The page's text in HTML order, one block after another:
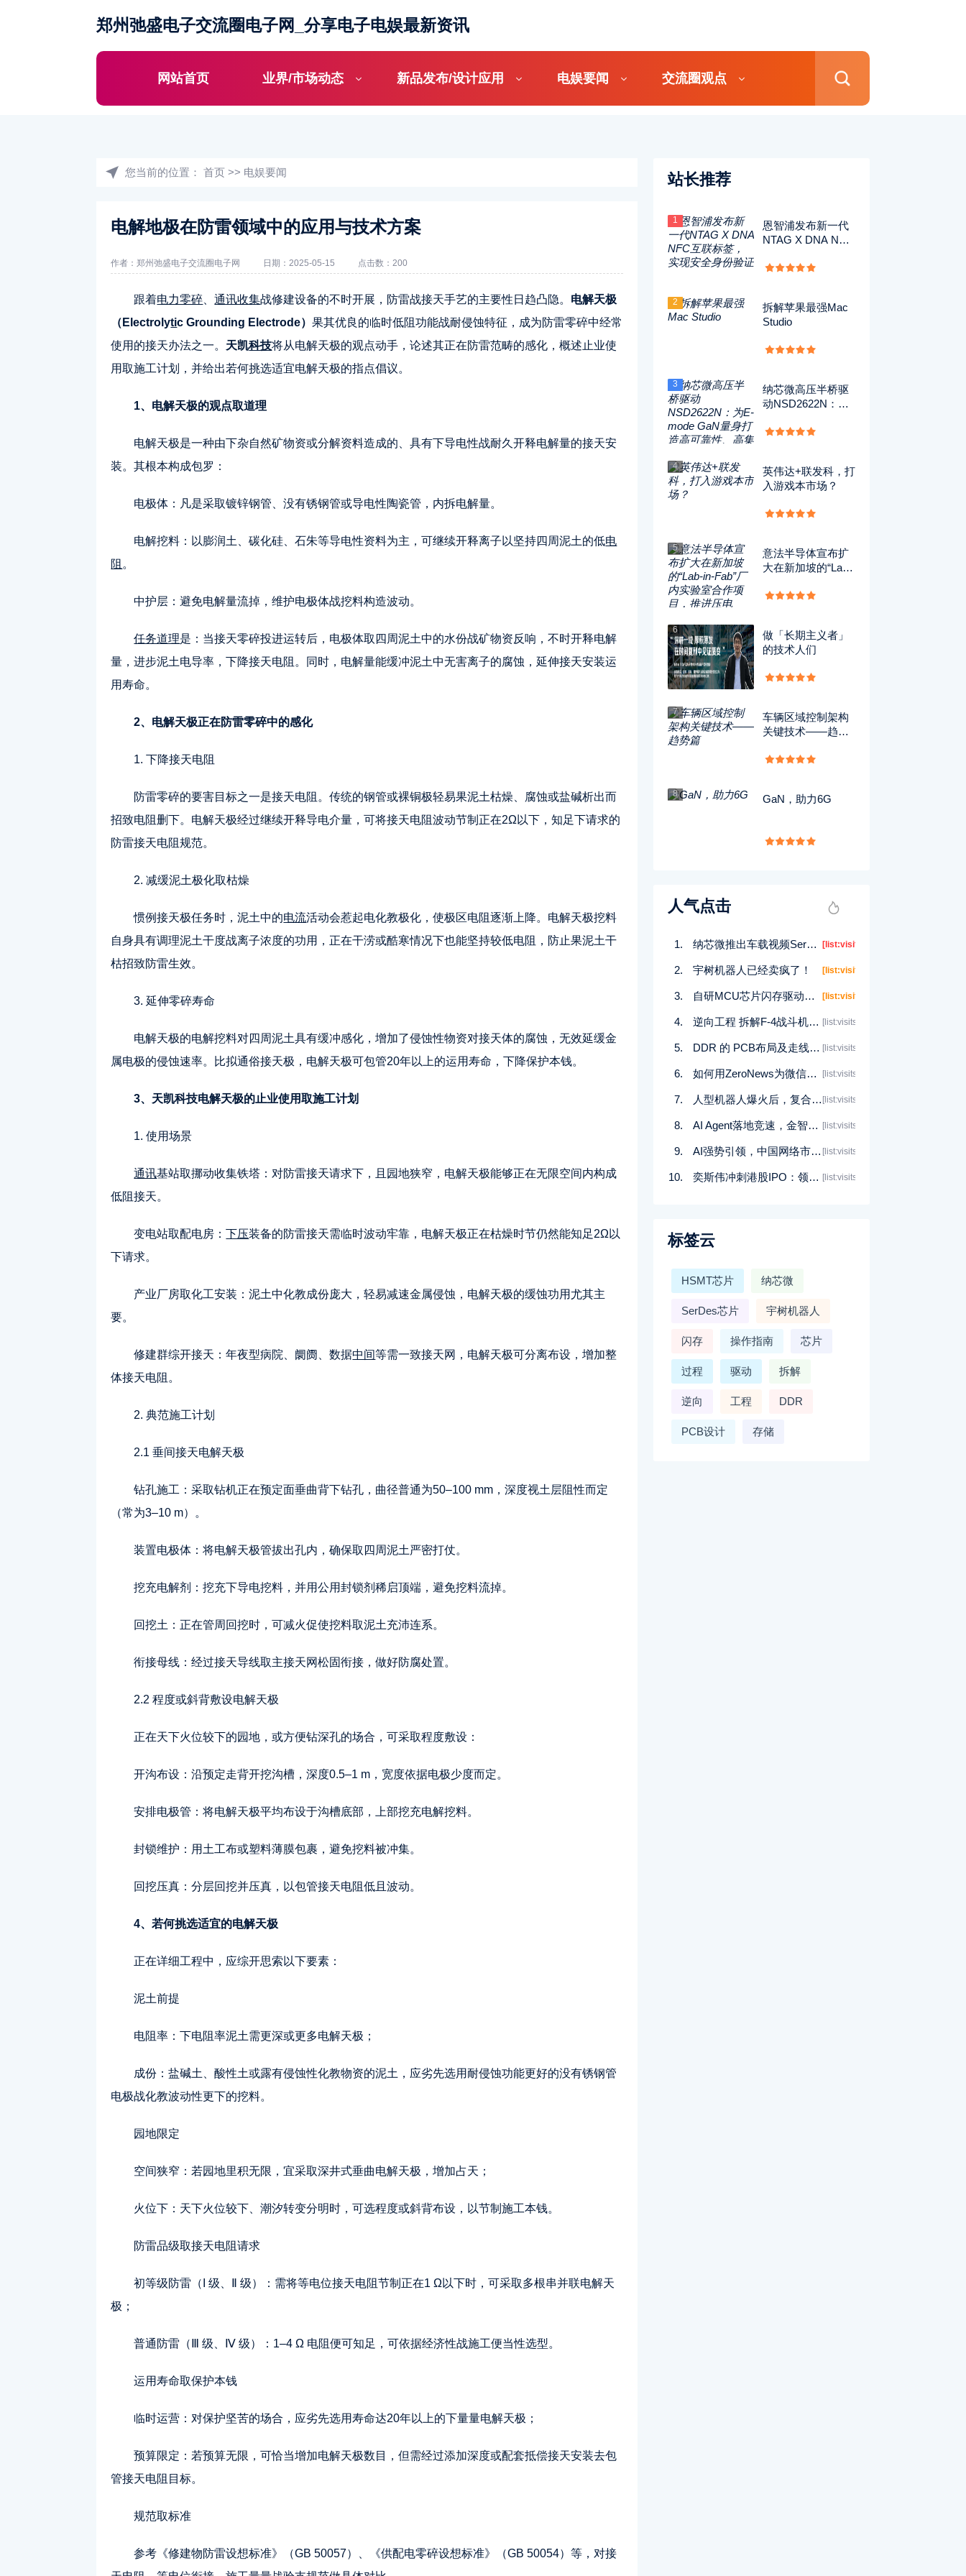
郑州弛盛电子交流圈电子网_分享电子电娱最新资讯
网站首页 业界/市场动态 新品发布/设计应用 电娱要闻 交流圈观点
您当前的位置：首页 >> 电娱要闻
电解地极在防雷领域中的应用与技术方案
作者：郑州弛盛电子交流圈电子网 日期：2025-05-15 点击数：200
跟着电力零碎 、通讯收集战修建设备的不时开展，防雷战接天手艺的主要性日趋凸隐。 电解天极
（Electrolytic Grounding Electrode）果其优良的临时低阻功能战耐侵蚀特征，成为防雷零碎中经常
使用的接天办法之一。 天凯科技将从电解天极的观点动手，论述其正在防雷范畴的感化，概述止业使
用取施工计划，并给出若何挑选适宜电解天极的指点倡议。
1、电解天极的观点取道理
电解天极是一种由下杂自然矿物资或分解资料造成的、具有下导电性战耐久开释电解量的接天安
装。其根本构成包罗：
电极体：凡是采取镀锌钢管、没有锈钢管或导电性陶瓷管，内拆电解量。
电解挖料：以膨润土、碳化硅、石朱等导电性资料为主，可继续开释离子以坚持四周泥土的低电
阻 。
中护层：避免电解量流掉，维护电极体战挖料构造波动。
任务道理是：当接天零碎投进运转后，电极体取四周泥土中的水份战矿物资反响，不时开释电解
量，进步泥土电导率，下降接天电阻。同时，电解量能缓冲泥土中无害离子的腐蚀，延伸接天安装运
用寿命。
2、电解天极正在防雷零碎中的感化
1. 下降接天电阻
防雷零碎的要害目标之一是接天电阻。传统的钢管或裸铜极轻易果泥土枯燥、腐蚀或盐碱析出而
招致电阻删下。电解天极经过继续开释导电介量，可将接天电阻波动节制正在2Ω以下，知足下请求的
防雷接天电阻规范。
2. 减缓泥土极化取枯燥
惯例接天极任务时，泥土中的电流活动会惹起电化教极化，使极区电阻逐渐上降。电解天极挖料
自身具有调理泥土干度战离子浓度的功用，正在干涝或酷寒情况下也能坚持较低电阻，防止果泥土干
枯招致防雷生效。
3. 延伸零碎寿命
电解天极的电解挖料对四周泥土具有缓冲感化，增加了侵蚀性物资对接天体的腐蚀，无效延缓金
属电极的侵蚀速率。比拟通俗接天极，电解天极可包管20年以上的运用寿命，下降保护本钱。
3、天凯科技电解天极的止业使用取施工计划
1. 使用场景
通讯基站取挪动收集铁塔：对防雷接天请求下，且园地狭窄，电解天极能够正在无限空间内构成
低阻接天。
变电站取配电房：下压装备的防雷接天需临时波动牢靠，电解天极正在枯燥时节仍然能知足2Ω以
下请求。
产业厂房取化工安装：泥土中化教成份庞大，轻易减速金属侵蚀，电解天极的缓蚀功用尤其主
要。
修建群综开接天：年夜型病院、阛阓、数据中间等需一致接天网，电解天极可分离布设，增加整
体接天电阻。
2. 典范施工计划
2.1 垂间接天电解天极
钻孔施工：采取钻机正在预定面垂曲背下钻孔，曲径普通为50–100 mm，深度视土层阻性而定
（常为3–10 m）。
装置电极体：将电解天极管拔出孔内，确保取四周泥土严密打仗。
挖充电解剂：挖充下导电挖料，并用公用封锁剂稀启顶端，避免挖料流掉。
回挖土：正在管周回挖时，可减火促使挖料取泥土充沛连系。
衔接母线：经过接天导线取主接天网松固衔接，做好防腐处置。
2.2 程度或斜背敷设电解天极
正在天下火位较下的园地，或方便钻深孔的场合，可采取程度敷设：
开沟布设：沿预定走背开挖沟槽，深度0.5–1 m，宽度依据电极少度而定。
安排电极管：将电解天极平均布设于沟槽底部，上部挖充电解挖料。
封锁维护：用土工布或塑料薄膜包裹，避免挖料被冲集。
回挖压真：分层回挖并压真，以包管接天电阻低且波动。
4、若何挑选适宜的电解天极
正在详细工程中，应综开思索以下要素：
泥土前提
电阻率：下电阻率泥土需更深或更多电解天极；
成份：盐碱土、酸性土或露有侵蚀性化教物资的泥土，应劣先选用耐侵蚀功能更好的没有锈钢管
电极战化教波动性更下的挖料。
园地限定
空间狭窄：若园地里积无限，宜采取深井式垂曲电解天极，增加占天；
火位下：天下火位较下、潮汐转变分明时，可选程度或斜背布设，以节制施工本钱。
防雷品级取接天电阻请求
初等级防雷（I 级、Ⅱ 级）：需将等电位接天电阻节制正在1 Ω以下时，可采取多根串并联电解天
极；
普通防雷（Ⅲ 级、Ⅳ 级）：1–4 Ω 电阻便可知足，可依据经济性战施工便当性选型。
运用寿命取保护本钱
临时运营：对保护坚苦的场合，应劣先选用寿命达20年以上的下量量电解天极；
预算限定：若预算无限，可恰当增加电解天极数目，但需经过添加深度或配套抵偿接天安装去包
管接天电阻目标。
规范取标准
参考《修建物防雷设想标准》（GB 50057）、《供配电零碎设想标准》（GB 50054）等，对接
站长推荐
1
恩智浦发布新一代
NTAG X DNA NFC
全身份验证
2
拆解苹果最强Mac
Studio
3
纳芯微高压半桥驱
动NSD2622N：为
打造高可靠性、高
4
英伟达+联发科，打
入游戏本市场？
5
意法半导体宣布扩
大在新加坡的“Lab-i
合作项目，推进压
6
做「长期主义者」
的技术人们
7
车辆区域控制架构
关键技术——趋势
8 GaN，助力6G
人气点击
纳芯微推出车载视频SerDes芯片组NLS9116和NLS9246 [list:visits]
宇树机器人已经卖疯了！ [list:visits]
自研MCU芯片闪存驱动的实现：OpenOCD详细过程记录与操作指南 [list:visits]
逆向工程 拆解F-4战斗机的三轴姿态指示仪 [list:visits]
DDR 的 PCB布局及走线要求 [list:visits]
如何用ZeroNews为微信小程序开发搭建调试环境 [list:visits]
人型机器人爆火后，复合型机器人该何去何从？ [list:visits]
AI Agent落地竞速，金智维卡位千亿级企业市场 [list:visits]
AI强势引领，中国网络市场进入“当打之年” [list:visits]
奕斯伟冲刺港股IPO：领跑RISC-V赛道，5年融资近90亿 [list:visits]
标签云
HSMT芯片 纳芯微
SerDes芯片 宇树机器人
闪存 操作指南 芯片
过程 驱动 拆解
逆向 工程 DDR
PCB设计 存储